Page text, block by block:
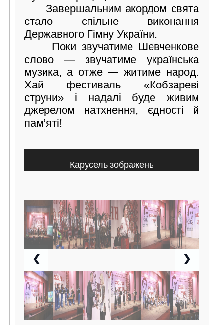
Завершальним акордом свята
стало спільне виконання
Державного Гімну України.
Поки звучатиме Шевченкове
слово — звучатиме українська
музика, а отже — житиме народ.
Хай фестиваль «Кобзареві
струни» і надалі буде живим
джерелом натхнення, єдності й
пам’яті!
❮ ❯
Карусель зображень